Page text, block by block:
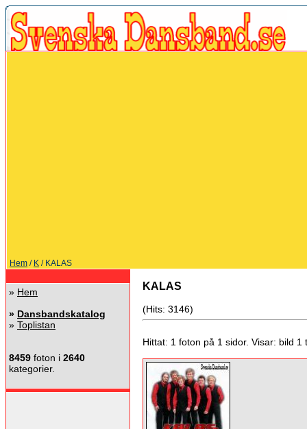
Hem / K / KALAS
» Hem
» Dansbandskatalog
» Toplistan
8459 foton i 2640
kategorier.
KALAS
(Hits: 3146)
Hittat: 1 foton på 1 sidor. Visar: bild 1